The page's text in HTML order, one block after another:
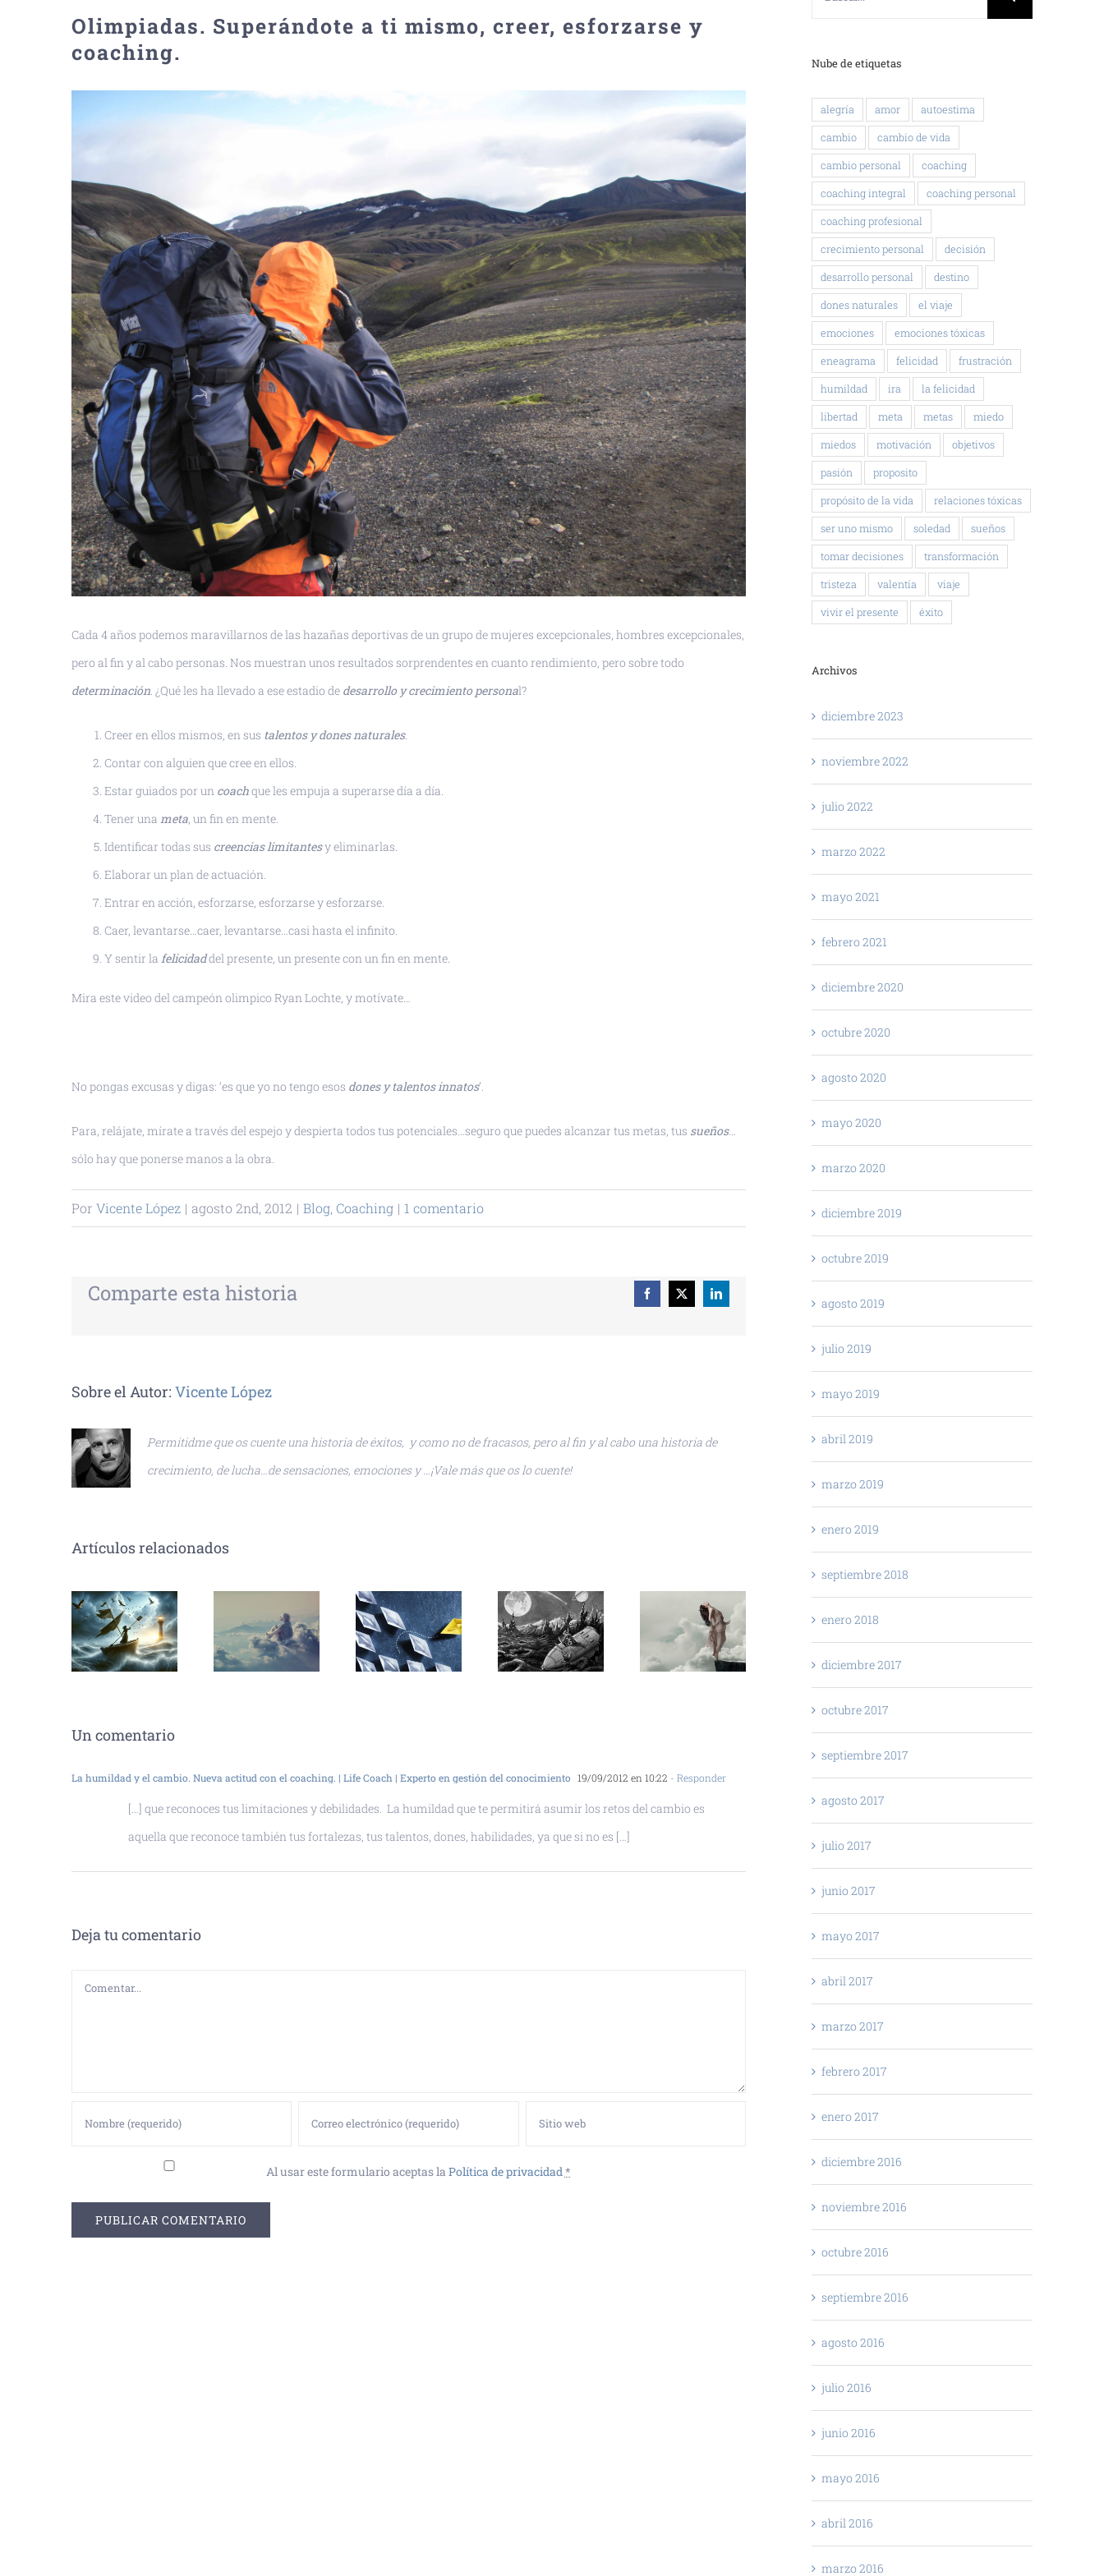
Olimpiadas. Superándote a ti mismo, creer, esforzarse y
coaching.
grande
Cada 4 años podemos maravillarnos de las hazañas deportivas de un grupo de mujeres excepcionales, hombres excepcionales,
pero al fin y al cabo personas. Nos muestran unos resultados sorprendentes en cuanto rendimiento, pero sobre todo
determinación . ¿Qué les ha llevado a ese estadio de desarrollo y crecimiento personal?
Creer en ellos mismos, en sus talentos y dones naturales.
Contar con alguien que cree en ellos.
Estar guiados por un coachque les empuja a superarse día a día.
Tener una meta, un fin en mente.
Identificar todas sus creencias limitantesy eliminarlas.
Elaborar un plan de actuación.
Entrar en acción, esforzarse, esforzarse y esforzarse.
Caer, levantarse…caer, levantarse…casi hasta el infinito.
Y sentir la felicidaddel presente, un presente con un fin en mente.
Mira este video del campeón olimpico Ryan Lochte, y motívate…
No pongas excusas y digas: ‘es que yo no tengo esos dones y talentos innatos’.
Para, relájate, mírate a través del espejo y despierta todos tus potenciales…seguro que puedes alcanzar tus metas, tus sueños…
sólo hay que ponerse manos a la obra.
Por Vicente López | agosto 2nd, 2012 | Blog, Coaching | 1 comentario
Comparte esta historia Facebook
X LinkedIn
Sobre el Autor: Vicente López
Permitidme que os cuente una historia de éxitos, y como no de fracasos, pero al fin y al cabo una historia de
crecimiento, de lucha…de sensaciones, emociones y …¡Vale más que os lo cuente!
Artículos relacionados
Un comentario
La humildad y el cambio. Nueva actitud con el coaching. | Life Coach | Experto en gestión del conocimiento 19/09/2012 en 10:22 - Responder
[…] que reconoces tus limitaciones y debilidades. La humildad que te permitirá asumir los retos del cambio es
aquella que reconoce también tus fortalezas, tus talentos, dones, habilidades, ya que si no es […]
Deja tu comentario
Comentar
Al usar este formulario aceptas la Política de privacidad *
Nube de etiquetas
alegría amor autoestima
cambio cambio de vida
cambio personal coaching
coaching integral coaching personal
coaching profesional
crecimiento personal decisión
desarrollo personal destino
dones naturales el viaje
emociones emociones tóxicas
eneagrama felicidad frustración
humildad ira la felicidad
libertad meta metas miedo
miedos motivación objetivos
pasión proposito
propósito de la vida relaciones tóxicas
ser uno mismo soledad sueños
tomar decisiones transformación
tristeza valentía viaje
vivir el presente éxito
Archivos
diciembre 2023
noviembre 2022
julio 2022
marzo 2022
mayo 2021
febrero 2021
diciembre 2020
octubre 2020
agosto 2020
mayo 2020
marzo 2020
diciembre 2019
octubre 2019
agosto 2019
julio 2019
mayo 2019
abril 2019
marzo 2019
enero 2019
septiembre 2018
enero 2018
diciembre 2017
octubre 2017
septiembre 2017
agosto 2017
julio 2017
junio 2017
mayo 2017
abril 2017
marzo 2017
febrero 2017
enero 2017
diciembre 2016
noviembre 2016
octubre 2016
septiembre 2016
agosto 2016
julio 2016
junio 2016
mayo 2016
abril 2016
marzo 2016